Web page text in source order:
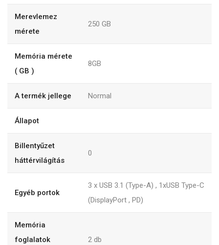
Merevlemez
mérete
250 GB
Memória mérete
( GB )
8GB
A termék jellege Normal
Állapot
Billentyűzet
háttérvilágítás
0
Egyéb portok
3 x USB 3.1 (Type-A) , 1xUSB Type-C
(DisplayPort , PD)
Memória
foglalatok
2 db